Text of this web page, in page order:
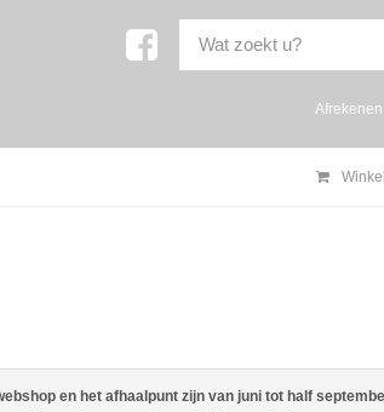
Afrekenen
en het afhaalpunt zijn van juni tot half